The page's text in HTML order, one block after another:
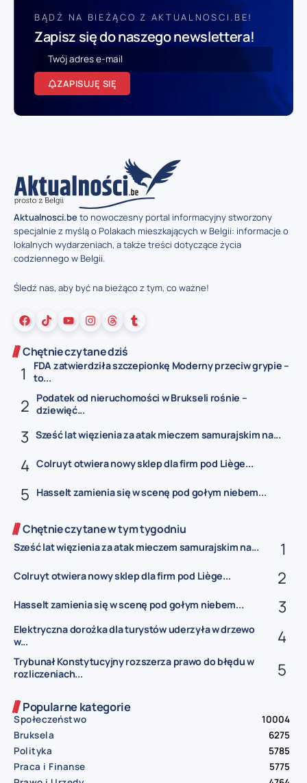
BĄDŹ NA BIEŻĄCO Z AKTUALNOSCI.BE!
Zapisz się do naszego newslettera!
ZAPISUJĘ SIĘ
Aktualnosci.beto nowoczesny portal informacyjny stworzony
specjalnie z myślą o Polakach mieszkających w Belgii: informacje o
lokalnych wydarzeniach, a także treści dotyczące życia
codziennego w Belgii.
Śledź nas, aby być na bieżąco z tym, co ważne!
Chętnie czytane dziś
FDA zatwierdziła szczepionkę Moderny przeciw grypie –
to...
Podatek od nieruchomości w Brukseli rośnie –
dziewięć...
Sześć lat więzienia za atak mieczem samurajskim na...
Colruyt otwiera nowy sklep dla firm pod Liège...
Hasselt zamienia się w scenę pod gołym niebem...
Chętnie czytane w tym tygodniu
Sześć lat więzienia za atak mieczem samurajskim na...
Colruyt otwiera nowy sklep dla firm pod Liège...
Hasselt zamienia się w scenę pod gołym niebem...
Elektryczna dorożka dla turystów uderzyła w drzewo
w...
Trybunał Konstytucyjny rozszerza prawo do błędu w
rozliczeniach...
Popularne kategorie
Społeczeństwo
10004
Bruksela
6275
Polityka
5785
Praca i Finanse
5775